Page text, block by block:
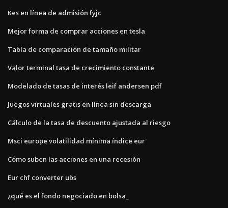
Kes en línea de admisión fyjc
Mejor forma de comprar acciones en tesla
Tabla de comparación de tamaño militar
Valor terminal tasa de crecimiento constante
Modelado de tasas de interés leif andersen pdf
Juegos virtuales gratis en línea sin descarga
Cálculo de la tasa de descuento ajustada al riesgo
Msci europe volatilidad mínima índice eur
Cómo suben las acciones en una recesión
Eur chf converter ubs
¿qué es el fondo negociado en bolsa_